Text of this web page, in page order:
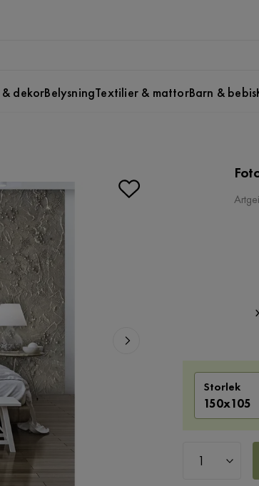
dekorBelysningTextilier & mattorBarn & bebis
Storlek
150x105